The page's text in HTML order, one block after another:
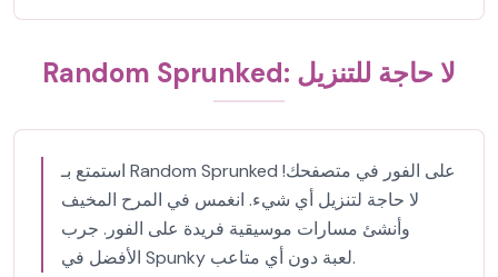
Random Sprunked: لا حاجة للتنزيل
استمتع بـ Random Sprunked على الفور في متصفحك!
لا حاجة لتنزيل أي شيء. انغمس في المرح المخيف
وأنشئ مسارات موسيقية فريدة على الفور. جرب
الأفضل في Spunky لعبة دون أي متاعب.